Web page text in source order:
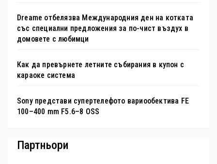
Dreame отбелязва Международния ден на котката
със специални предложения за по-чист въздух в
домовете с любимци
Как да превърнете летните събирания в купон с
караоке система
Sony представи супертелефото вариообектива FE
100–400 mm F5.6–8 OSS
Партньори